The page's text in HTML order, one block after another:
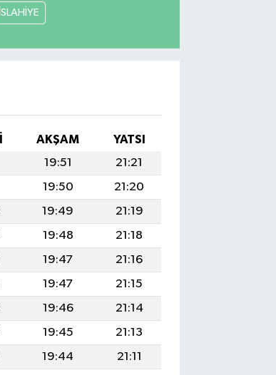
İSLAHİYE
AKŞAM
YATSI
19:51
21:21
19:50
21:20
19:49
21:19
19:48
21:18
19:47
21:16
19:47
21:15
19:46
21:14
19:45
21:13
19:44
21:11